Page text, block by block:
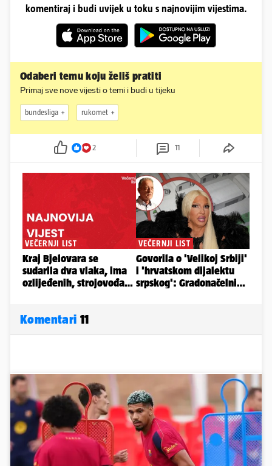
komentiraj i budi uvijek u toku s najnovijim vijestima.
Odaberi temu koju želiš pratiti
Primaj sve nove vijesti o temi i budi u tijeku
bundesliga rukomet
2 11
Komentari 11